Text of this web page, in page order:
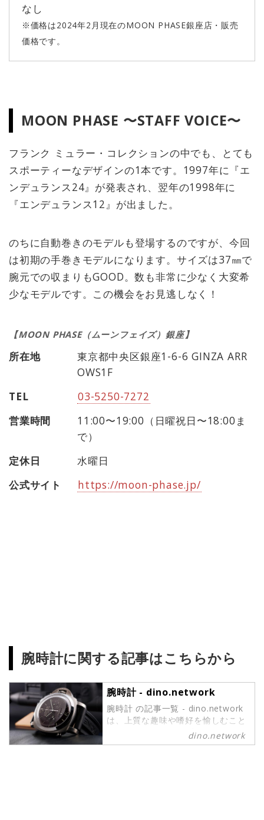
なし
※価格は2024年2月現在のMOON PHASE銀座店・販売
価格です。
MOON PHASE 〜STAFF VOICE〜
フランク ミュラー・コレクションの中でも、とても
スポーティーなデザインの1本です。1997年に『エ
ンデュランス24』が発表され、翌年の1998年に
『エンデュランス12』が出ました。
のちに自動巻きのモデルも登場するのですが、今回
は初期の手巻きモデルになります。サイズは37㎜で
腕元での収まりもGOOD。数も非常に少なく大変希
少なモデルです。この機会をお見逃しなく！
所在地
東京都中央区銀座1-6-6 GINZA ARR
OWS1F
TEL
03-5250-7272
営業時間
11:00〜19:00（日曜祝日〜18:00ま
で）
定休日
水曜日
公式サイト
https://moon-phase.jp/
【MOON PHASE（ムーンフェイズ）銀座】
腕時計に関する記事はこちらから
腕時計 - dino.network
腕時計 の記事一覧 - dino.network
は、上質な趣味や嗜好を愉しむこと
ができるパワーピープルのために、
2019年8月1日に創刊されたライフ
dino.network